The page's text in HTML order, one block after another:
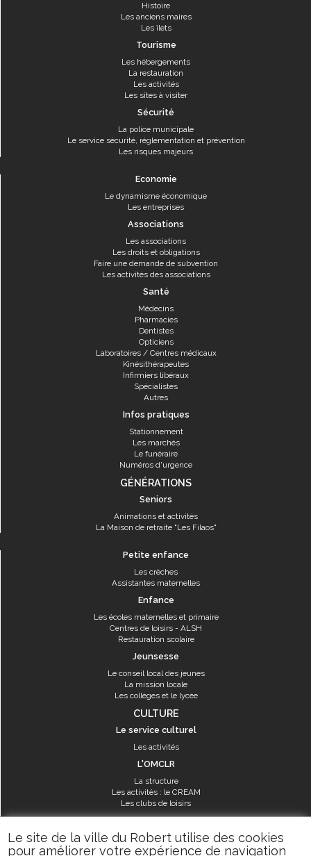
Le site de la ville du Robert utilise des cookies
pour améliorer votre expérience de navigation
Histoire
Les anciens maires
Les îlets
Tourisme
Les hébergements
La restauration
Les activités
Les sites à visiter
Sécurité
La police municipale
Le service sécurité, réglementation et prévention
Les risques majeurs
Economie
Le dynamisme économique
Les entreprises
Associations
Les associations
Les droits et obligations
Faire une demande de subvention
Les activités des associations
Santé
Médecins
Pharmacies
Dentistes
Opticiens
Laboratoires / Centres médicaux
Kinésithérapeutes
Infirmiers libéraux
Spécialistes
Autres
Infos pratiques
Stationnement
Les marchés
Le funéraire
Numéros d'urgence
GÉNÉRATIONS
Seniors
Animations et activités
La Maison de retraite "Les Filaos"
Petite enfance
Les crèches
Assistantes maternelles
Enfance
Les écoles maternelles et primaire
Centres de loisirs - ALSH
Restauration scolaire
Jeunsesse
Le conseil local des jeunes
La mission locale
Les collèges et le lycée
CULTURE
Le service culturel
Les activités
L'OMCLR
La structure
Les activités : le CREAM
Les clubs de loisirs
SPORT
Les équipements sportifs